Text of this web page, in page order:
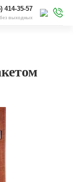
414-35-57
без выходных